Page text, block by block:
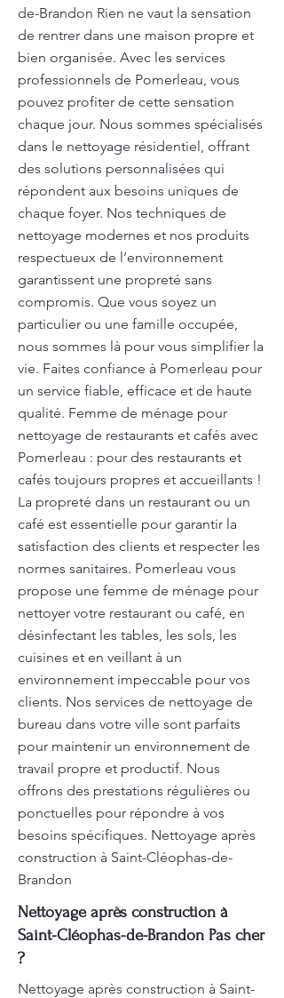
de-Brandon Rien ne vaut la sensation
de rentrer dans une maison propre et
bien organisée. Avec les services
professionnels de Pomerleau, vous
pouvez profiter de cette sensation
chaque jour. Nous sommes spécialisés
dans le nettoyage résidentiel, offrant
des solutions personnalisées qui
répondent aux besoins uniques de
chaque foyer. Nos techniques de
nettoyage modernes et nos produits
respectueux de l’environnement
garantissent une propreté sans
compromis. Que vous soyez un
particulier ou une famille occupée,
nous sommes là pour vous simplifier la
vie. Faites confiance à Pomerleau pour
un service fiable, efficace et de haute
qualité. Femme de ménage pour
nettoyage de restaurants et cafés avec
Pomerleau : pour des restaurants et
cafés toujours propres et accueillants !
La propreté dans un restaurant ou un
café est essentielle pour garantir la
satisfaction des clients et respecter les
normes sanitaires. Pomerleau vous
propose une femme de ménage pour
nettoyer votre restaurant ou café, en
désinfectant les tables, les sols, les
cuisines et en veillant à un
environnement impeccable pour vos
clients. Nos services de nettoyage de
bureau dans votre ville sont parfaits
pour maintenir un environnement de
travail propre et productif. Nous
offrons des prestations régulières ou
ponctuelles pour répondre à vos
besoins spécifiques. Nettoyage après
construction à Saint-Cléophas-de-
Brandon
Nettoyage après construction à
Saint-Cléophas-de-Brandon Pas cher
?
Nettoyage après construction à Saint-